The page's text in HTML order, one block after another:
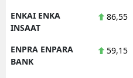
ENKAI ENKA
INSAAT
86,55
ENPRA ENPARA
BANK
59,15